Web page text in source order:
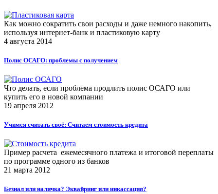
Как можно сократить свои расходы и даже немного накопить,
используя интернет-банк и пластиковую карту
4 августа 2014
Полис ОСАГО: проблемы с получением
Что делать, если проблема продлить полис ОСАГО или
купить его в новой компании
19 апреля 2012
Учимся считать своё: Считаем стоимость кредита
Пример расчета ежемесячного платежа и итоговой переплаты
по программе одного из банков
21 марта 2012
Безнал или наличка? Эквайринг или инкассация?